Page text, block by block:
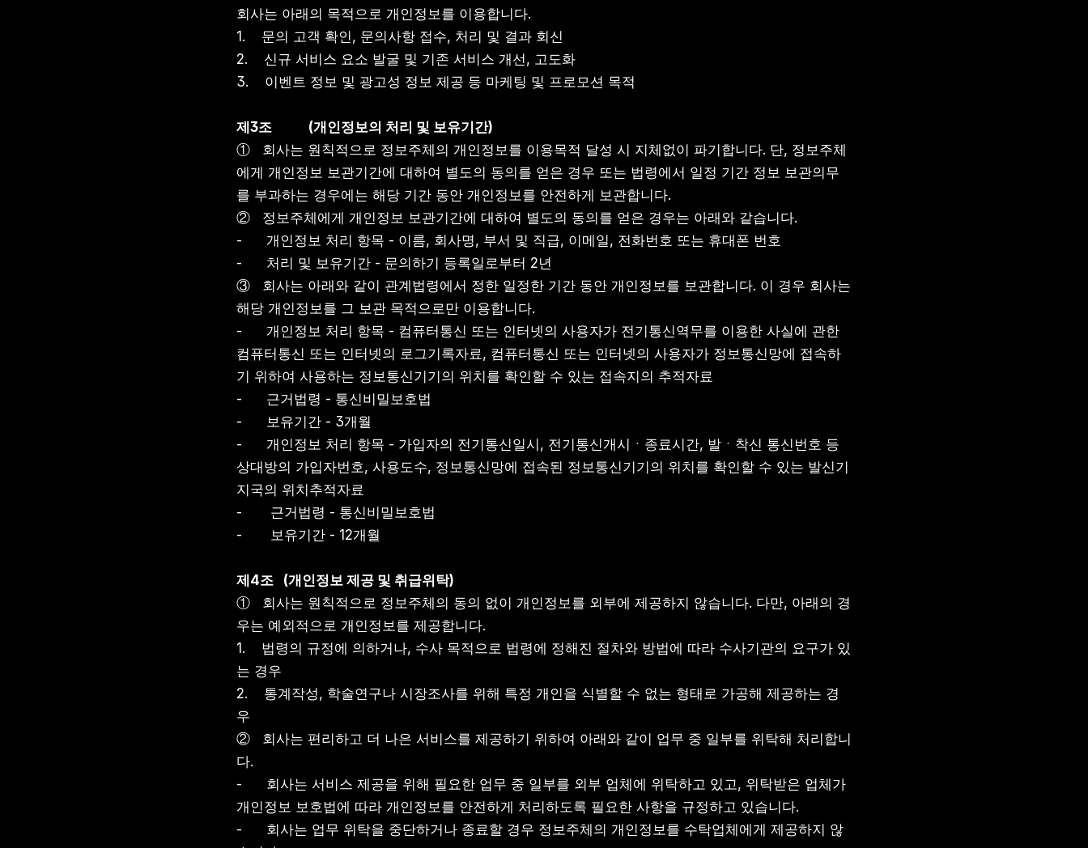
회사는 아래의 목적으로 개인정보를 이용합니다.
1.    문의 고객 확인, 문의사항 접수, 처리 및 결과 회신
2.    신규 서비스 요소 발굴 및 기존 서비스 개선, 고도화
3.    이벤트 정보 및 광고성 정보 제공 등 마케팅 및 프로모션 목적
제3조
(개인정보의 처리 및 보유기간)
①   회사는 원칙적으로 정보주체의 개인정보를 이용목적 달성 시 지체없이 파기합니다. 단, 정보주체
에게 개인정보 보관기간에 대하여 별도의 동의를 얻은 경우 또는 법령에서 일정 기간 정보 보관의무
를 부과하는 경우에는 해당 기간 동안 개인정보를 안전하게 보관합니다.
②   정보주체에게 개인정보 보관기간에 대하여 별도의 동의를 얻은 경우는 아래와 같습니다.
-      개인정보 처리 항목 - 이름, 회사명, 부서 및 직급, 이메일, 전화번호 또는 휴대폰 번호
-      처리 및 보유기간 - 문의하기 등록일로부터 2년
③   회사는 아래와 같이 관계법령에서 정한 일정한 기간 동안 개인정보를 보관합니다. 이 경우 회사는
해당 개인정보를 그 보관 목적으로만 이용합니다.
-      개인정보 처리 항목 - 컴퓨터통신 또는 인터넷의 사용자가 전기통신역무를 이용한 사실에 관한
컴퓨터통신 또는 인터넷의 로그기록자료, 컴퓨터통신 또는 인터넷의 사용자가 정보통신망에 접속하
기 위하여 사용하는 정보통신기기의 위치를 확인할 수 있는 접속지의 추적자료
-      근거법령 - 통신비밀보호법
-      보유기간 - 3개월
-      개인정보 처리 항목 - 가입자의 전기통신일시, 전기통신개시ㆍ종료시간, 발ㆍ착신 통신번호 등
상대방의 가입자번호, 사용도수, 정보통신망에 접속된 정보통신기기의 위치를 확인할 수 있는 발신기
지국의 위치추적자료
-       근거법령 - 통신비밀보호법
-       보유기간 - 12개월
제4조   (개인정보 제공 및 취급위탁)
①   회사는 원칙적으로 정보주체의 동의 없이 개인정보를 외부에 제공하지 않습니다. 다만, 아래의 경
우는 예외적으로 개인정보를 제공합니다.
1.    법령의 규정에 의하거나, 수사 목적으로 법령에 정해진 절차와 방법에 따라 수사기관의 요구가 있
는 경우
2.    통계작성, 학술연구나 시장조사를 위해 특정 개인을 식별할 수 없는 형태로 가공해 제공하는 경
우
②   회사는 편리하고 더 나은 서비스를 제공하기 위하여 아래와 같이 업무 중 일부를 위탁해 처리합니
다.
-      회사는 서비스 제공을 위해 필요한 업무 중 일부를 외부 업체에 위탁하고 있고, 위탁받은 업체가
개인정보 보호법에 따라 개인정보를 안전하게 처리하도록 필요한 사항을 규정하고 있습니다.
-      회사는 업무 위탁을 중단하거나 종료할 경우 정보주체의 개인정보를 수탁업체에게 제공하지 않